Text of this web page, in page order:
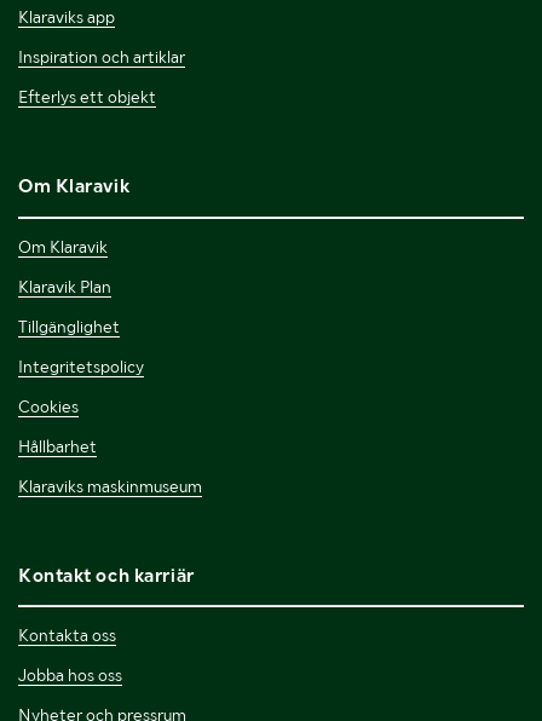
Klaraviks app
Inspiration och artiklar
Efterlys ett objekt
Om Klaravik
Om Klaravik
Klaravik Plan
Tillgänglighet
Integritetspolicy
Cookies
Hållbarhet
Klaraviks maskinmuseum
Kontakt och karriär
Kontakta oss
Jobba hos oss
Nyheter och pressrum